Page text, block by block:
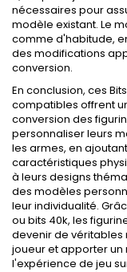
nécessaires pour
modèle existant. Le
comme d'habitude,
des modifications
conversion.
En conclusion, ces
compatibles offrent
conversion des
personnaliser leurs
les armes, en
caractéristiques
à leurs designs
des modèles
leur individualité.
ou bits 40k, les
devenir de
joueur et apporter
l'expérience de jeu